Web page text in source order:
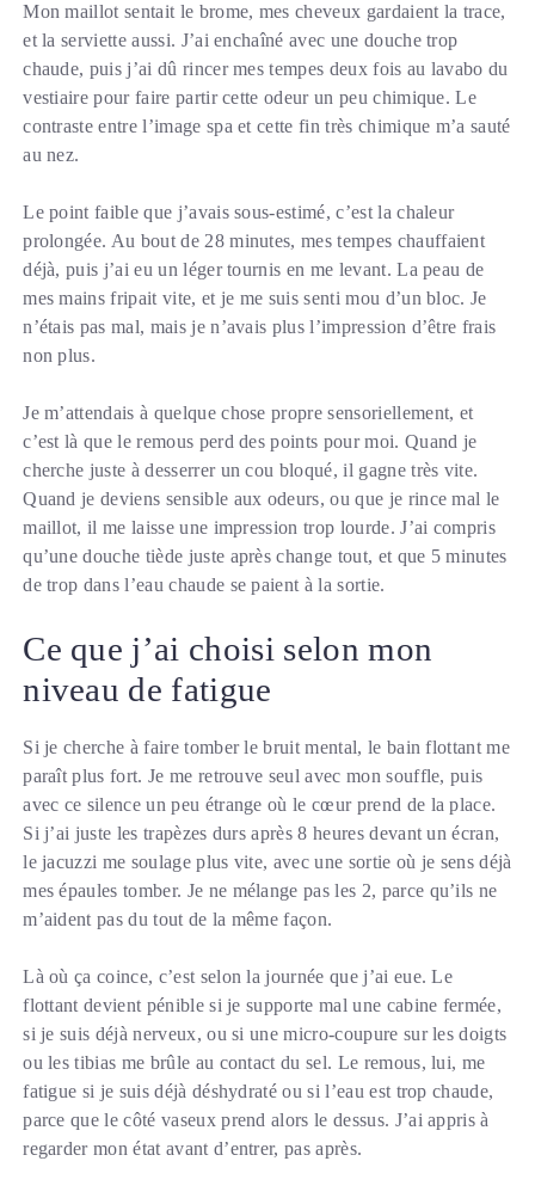
Mon maillot sentait le brome, mes cheveux gardaient la trace,
et la serviette aussi. J’ai enchaîné avec une douche trop
chaude, puis j’ai dû rincer mes tempes deux fois au lavabo du
vestiaire pour faire partir cette odeur un peu chimique. Le
contraste entre l’image spa et cette fin très chimique m’a sauté
au nez.
Le point faible que j’avais sous-estimé, c’est la chaleur
prolongée. Au bout de 28 minutes, mes tempes chauffaient
déjà, puis j’ai eu un léger tournis en me levant. La peau de
mes mains fripait vite, et je me suis senti mou d’un bloc. Je
n’étais pas mal, mais je n’avais plus l’impression d’être frais
non plus.
Je m’attendais à quelque chose propre sensoriellement, et
c’est là que le remous perd des points pour moi. Quand je
cherche juste à desserrer un cou bloqué, il gagne très vite.
Quand je deviens sensible aux odeurs, ou que je rince mal le
maillot, il me laisse une impression trop lourde. J’ai compris
qu’une douche tiède juste après change tout, et que 5 minutes
de trop dans l’eau chaude se paient à la sortie.
Ce que j’ai choisi selon mon
niveau de fatigue
Si je cherche à faire tomber le bruit mental, le bain flottant me
paraît plus fort. Je me retrouve seul avec mon souffle, puis
avec ce silence un peu étrange où le cœur prend de la place.
Si j’ai juste les trapèzes durs après 8 heures devant un écran,
le jacuzzi me soulage plus vite, avec une sortie où je sens déjà
mes épaules tomber. Je ne mélange pas les 2, parce qu’ils ne
m’aident pas du tout de la même façon.
Là où ça coince, c’est selon la journée que j’ai eue. Le
flottant devient pénible si je supporte mal une cabine fermée,
si je suis déjà nerveux, ou si une micro-coupure sur les doigts
ou les tibias me brûle au contact du sel. Le remous, lui, me
fatigue si je suis déjà déshydraté ou si l’eau est trop chaude,
parce que le côté vaseux prend alors le dessus. J’ai appris à
regarder mon état avant d’entrer, pas après.